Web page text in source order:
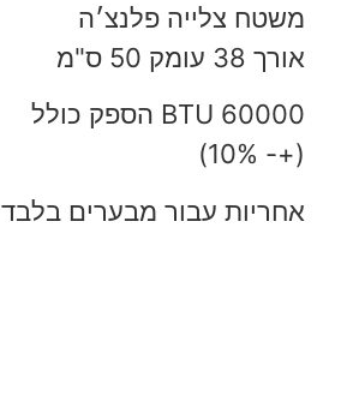
משטח צלייה פלנצ׳ה
אורך 38 עומק 50 ס"מ
BTU 60000 הספק כולל
(+- 10%)
אחריות עבור מבערים בלבד 12 חודשים